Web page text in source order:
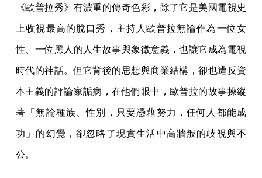
《歐普拉秀》有濃重的傳奇色彩，除了它是美國電視史
上收視最高的脫口秀，主持人歐普拉無論作為一位女
性、一位黑人的人生故事與象徵意義，也讓它成為電視
時代的神話。但它背後的思想與商業結構，卻也遭反資
本主義的評論家詬病，在他們眼中，歐普拉的故事操縱
著「無論種族、性別，只要憑藉努力，任何人都能成
功」的幻覺，卻忽略了現實生活中高牆般的歧視與不
公。